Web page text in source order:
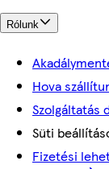
Rólunk
Hova
Szolgáltatás
Süti
Fizetési